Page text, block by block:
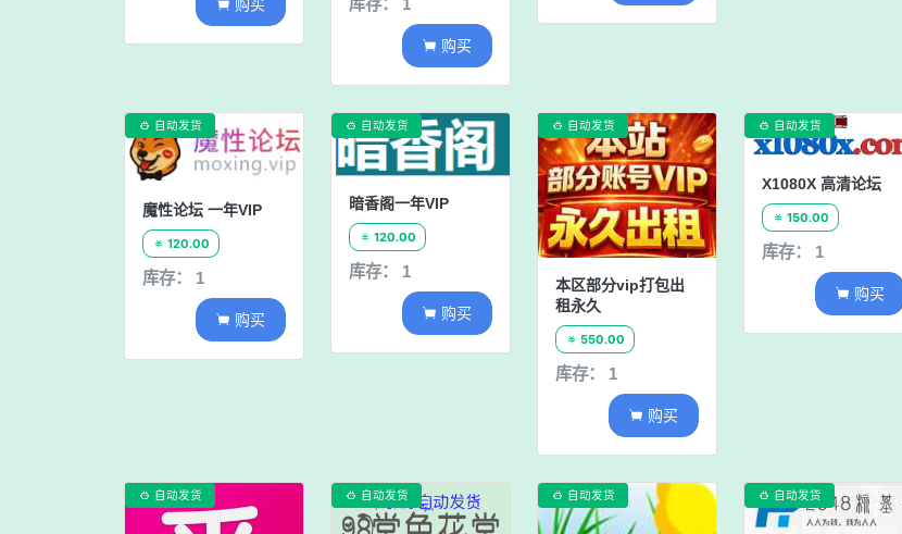
 购买 库存： 1
 购买
 自动发货
魔性论坛 一年VIP
 120.00
库存： 1
 购买
 自动发货
暗香阁一年VIP
 120.00
库存： 1
 购买
 自动发货
本区部分vip打包出
租永久
 550.00
库存： 1
 购买
 自动发货
X1080X 高清论坛
 150.00
库存： 1
 购买
 自动发货  自动发货  自动发货  自动发货